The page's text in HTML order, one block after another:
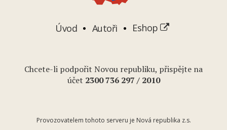
Úvod Autoři Eshop
Chcete-li podpořit Novou republiku, přispějte na
účet 2300 736 297 / 2010
Provozovatelem tohoto serveru je Nová republika z.s.